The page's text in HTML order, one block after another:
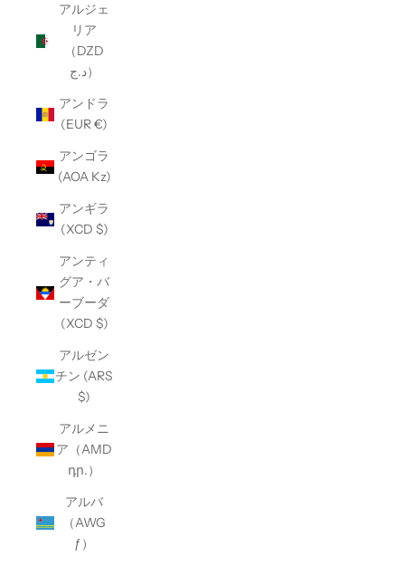
アルジェ
リア
（DZD
د.ج）
アンドラ
(EUR €)
アンゴラ
(AOA Kz)
アンギラ
(XCD $)
アンティ
グア・バ
ーブーダ
(XCD $)
アルゼン
チン (ARS
$)
アルメニ
ア（AMD
դր.）
アルバ
（AWG
ƒ）